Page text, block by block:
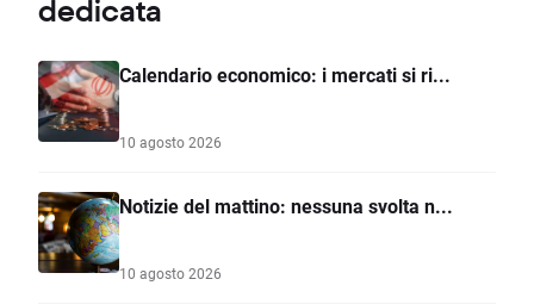
dedicata
Calendario economico: i mercati si ri...
10 agosto 2026
Notizie del mattino: nessuna svolta n...
10 agosto 2026